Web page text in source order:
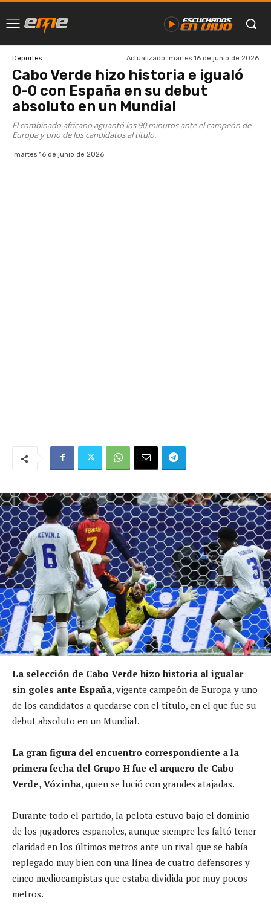
Deportes Actualizado: martes 16 de junio de 2026
Cabo Verde hizo historia e igualó
0-0 con España en su debut
absoluto en un Mundial
El combinado africano aguantó los 90 minutos ante el campeón de
Europa y uno de los candidatos al título.
martes 16 de junio de 2026
La selección de Cabo Verde hizo historia al igualar
sin goles ante España, vigente campeón de Europa y uno
de los candidatos a quedarse con el título, en el que fue su
debut absoluto en un Mundial.
La gran figura del encuentro correspondiente a la
primera fecha del Grupo H fue el arquero de Cabo
Verde, Vózinha, quien se lució con grandes atajadas.
Durante todo el partido, la pelota estuvo bajo el dominio
de los jugadores españoles, aunque siempre les faltó tener
claridad en los últimos metros ante un rival que se había
replegado muy bien con una línea de cuatro defensores y
cinco mediocampistas que estaba dividida por muy pocos
metros.